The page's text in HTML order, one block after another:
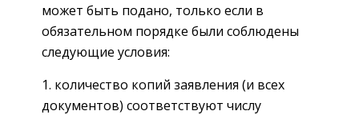
может быть подано, только если в
обязательном порядке были соблюдены
следующие условия:
количество копий заявления (и всех
документов) соответствуют числу